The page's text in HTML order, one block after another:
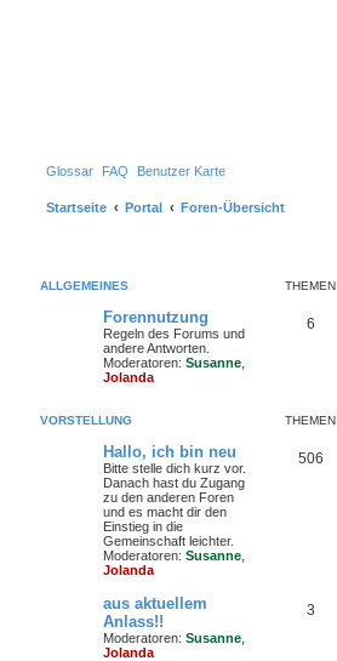
Glossar FAQ Benutzer Karte
Startseite Portal Foren-Übersicht
ALLGEMEINES THEMEN
Forennutzung
Regeln des Forums und
andere Antworten.
Moderatoren: Susanne
Jolanda
6
VORSTELLUNG THEMEN
Hallo, ich bin neu
Bitte stelle dich kurz vor.
Danach hast du Zugang
zu den anderen Foren
und es macht dir den
Einstieg in die
Gemeinschaft leichter.
Moderatoren: Susanne
Jolanda
506
aus aktuellem
Anlass!!
Moderatoren: Susanne
Jolanda
3